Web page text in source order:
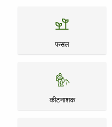
फसल
कीटनाशक